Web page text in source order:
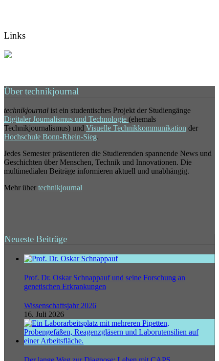
Links
Über technikjournal
technikjournal ist ein studentisches Projekt der Studiengänge
Digitaler Journalismus und Technologie (ehemals
Technikjournalismus) und Visuelle Technikkommunikation der
Hochschule Bonn-Rhein-Sieg.
Jedes Semester präsentieren die Studierenden spannende News und
Geschichten über Menschen, Technik und Innovationen. Die
multimedialen Beiträge informieren aktuell und unabhängig.
Mehr über technikjournal
Neueste Beiträge
Prof. Dr. Oskar Schnappauf und seine Forschung an
genetischen Erkrankungen
Wissenschaftsjahr 2026
16. Juli 2026